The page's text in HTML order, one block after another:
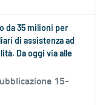
da 35 milioni per
di assistenza ad
Da oggi via alle
15-